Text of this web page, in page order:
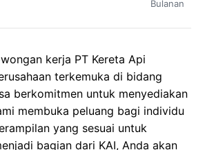
Bulanan
kerja PT Kereta Api
terkemuka di bidang
berkomitmen untuk menyediakan
membuka peluang bagi individu
yang sesuai untuk
bagian dari KAI, Anda akan